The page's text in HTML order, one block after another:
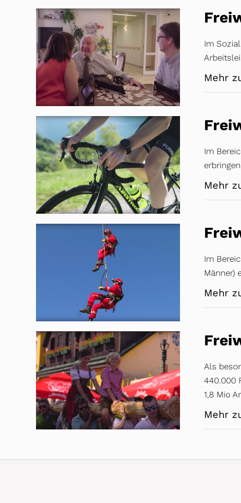
Im
Mehr
Im
Mehr
Im
Männer)
Mehr
Als
440.000
1,8 Mio
Mehr